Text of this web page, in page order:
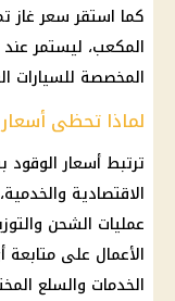
المكعب، ليستمر
المخصصة للسيارات
لماذا تحظى
ترتبط أسعار
الاقتصادية
عمليات الشحن
الأعمال على
الخدمات والسلع